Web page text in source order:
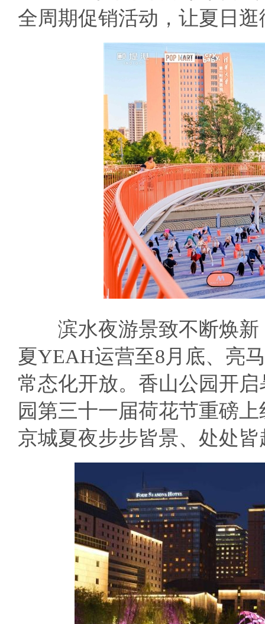
全周期促销活动，让夏日
滨水夜游景致不断焕新
夏YEAH运营至8月底、亮
常态化开放。香山公园开
园第三十一届荷花节重磅
京城夏夜步步皆景、处处皆